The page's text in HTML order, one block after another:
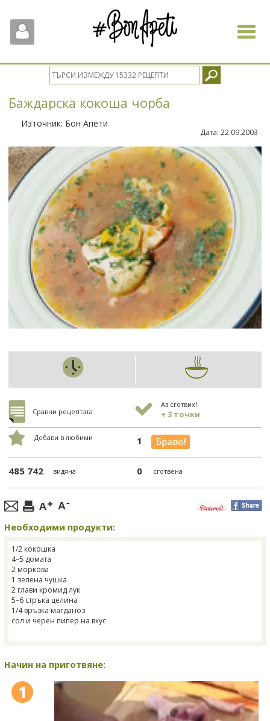
Toggle
Баждарска кокоша чорба
Източник: Бон Апети
Дата: 22.09.2003
Сравни рецептата
Аз сготвих!
+ 3 точки
Добави в любими 1
485 742 видяна 0 сготвена
Необходими продукти:
1/2 кокошка
4–5 домата
2 моркова
1 зелена чушка
2 глави кромид лук
5–6 стръка целина
1/4 връзка магданоз
сол и черен пипер на вкус
Начин на приготвяне:
1